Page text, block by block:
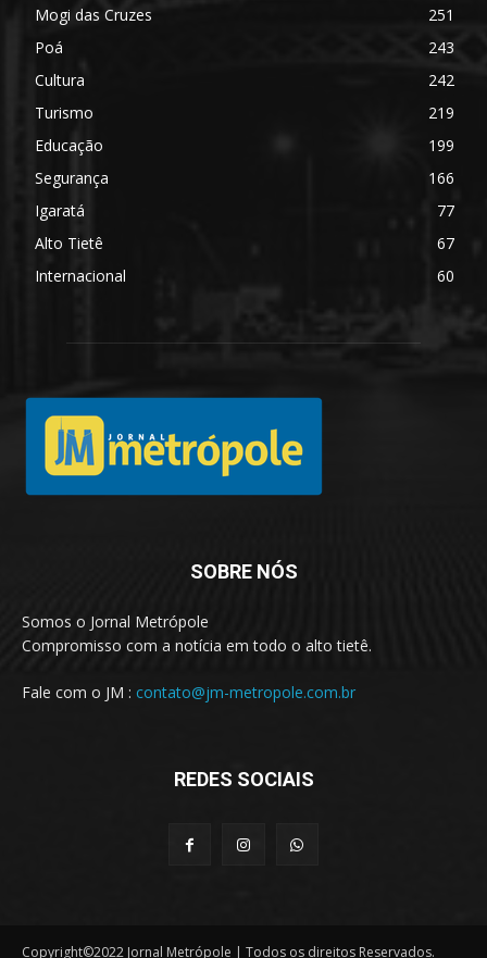
Mogi das Cruzes
251
Poá
243
Cultura
242
Turismo
219
Educação
199
Segurança
166
Igaratá
77
Alto Tietê
67
Internacional
60
SOBRE NÓS
Somos o Jornal Metrópole
Compromisso com a notícia em todo o alto tietê.
Fale com o JM : contato@jm-metropole.com.br
REDES SOCIAIS
Copyright©2022 Jornal Metrópole | Todos os direitos Reservados.